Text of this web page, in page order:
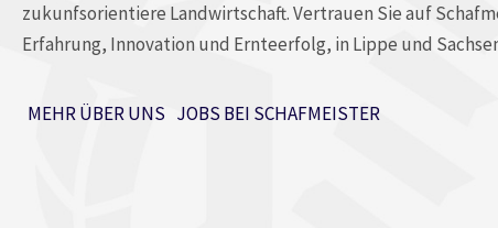
zukunfsorientiere Landwirtschaft. Vertrauen Sie auf
Erfahrung, Innovation und Ernteerfolg, in Lippe und
MEHR ÜBER UNS JOBS BEI SCHAFMEISTER